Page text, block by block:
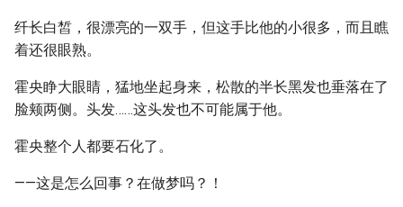
纤长白皙，很漂亮的一双手，但这手比他的小很多，而且瞧
着还很眼熟。
霍央睁大眼睛，猛地坐起身来，松散的半长黑发也垂落在了
脸颊两侧。头发……这头发也不可能属于他。
霍央整个人都要石化了。
——这是怎么回事？在做梦吗？！